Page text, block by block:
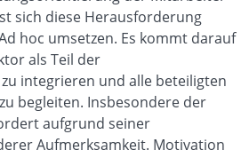
sich diese Herausforderung
hoc umsetzen. Es kommt darauf
als Teil der
integrieren und alle beteiligten
begleiten. Insbesondere der
aufgrund seiner
Aufmerksamkeit. Motivation